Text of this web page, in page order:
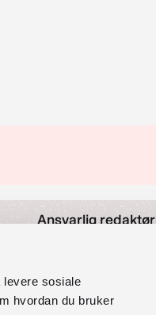
levere sosiale
hvordan du bruker
Ansvarlig redaktør